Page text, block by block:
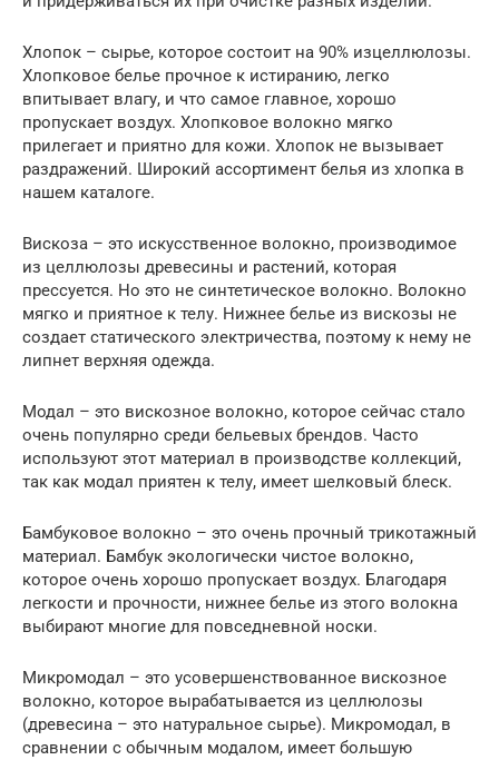
Хлопок – сырье, которое состоит на 90% изцеллюлозы.
Хлопковое белье прочное к истиранию, легко
впитывает влагу, и что самое главное, хорошо
пропускает воздух. Хлопковое волокно мягко
прилегает и приятно для кожи. Хлопок не вызывает
раздражений. Широкий ассортимент белья из хлопка в
нашем каталоге.
Вискоза – это искусственное волокно, производимое
из целлюлозы древесины и растений, которая
прессуется. Но это не синтетическое волокно. Волокно
мягко и приятное к телу. Нижнее белье из вискозы не
создает статического электричества, поэтому к нему не
липнет верхняя одежда.
Модал – это вискозное волокно, которое сейчас стало
очень популярно среди бельевых брендов. Часто
используют этот материал в производстве коллекций,
так как модал приятен к телу, имеет шелковый блеск.
Бамбуковое волокно – это очень прочный трикотажный
материал. Бамбук экологически чистое волокно,
которое очень хорошо пропускает воздух. Благодаря
легкости и прочности, нижнее белье из этого волокна
выбирают многие для повседневной носки.
Микромодал – это усовершенствованное вискозное
волокно, которое вырабатывается из целлюлозы
(древесина – это натуральное сырье). Микромодал, в
сравнении с обычным модалом, имеет большую